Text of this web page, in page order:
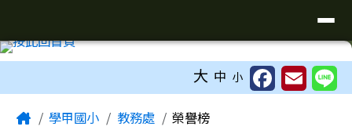
大 中 小
Home學甲國小 教務處 榮譽榜